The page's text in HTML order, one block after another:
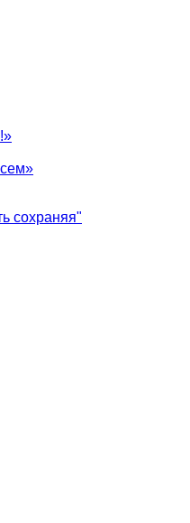
сохраняя"